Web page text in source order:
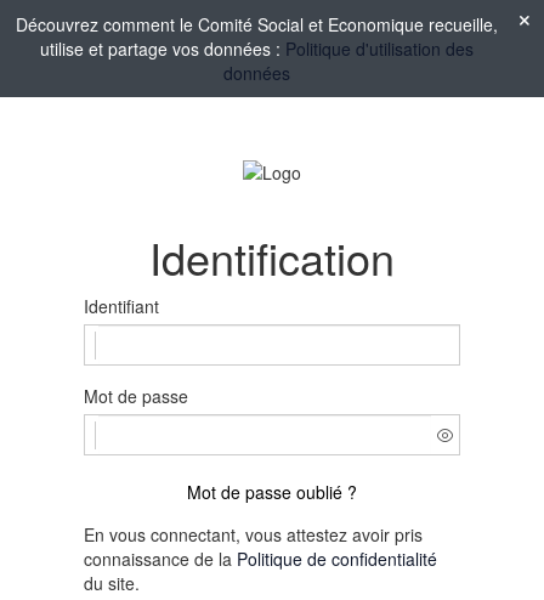
Découvrez comment le Comité Social et Economique recueille,
utilise et partage vos données : Politique d'utilisation des
données
Identification
Identifiant
Mot de passe
Mot de passe oublié ?
En vous connectant, vous attestez avoir pris
connaissance de la Politique de confidentialité
du site.